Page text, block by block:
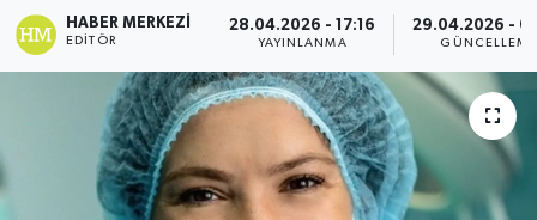
HABER MERKEZI
EDITÖR
28.04.2026 - 17:16
YAYINLANMA
29.04.2026 -
GÜNCELLEME